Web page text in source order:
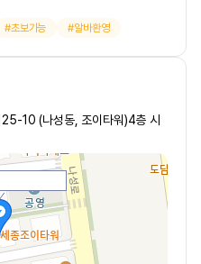
초보가능 알바환영
10 (나성동, 조이타워)4층 시